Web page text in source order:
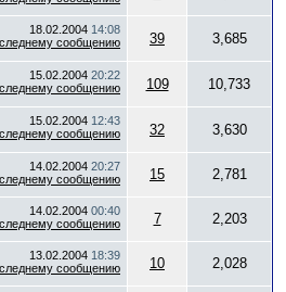
18.02.2004 14:08
39 3,685
15.02.2004 20:22
109 10,733
15.02.2004 12:43
32 3,630
14.02.2004 20:27
15 2,781
14.02.2004 00:40
7 2,203
13.02.2004 18:39
10 2,028